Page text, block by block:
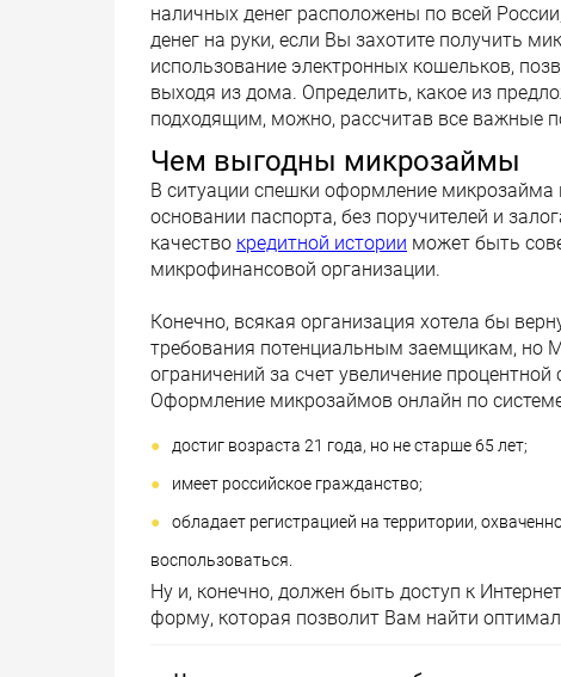
наличных денег расположены по всей
денег на руки, если Вы захотите получить
использование электронных кошельков,
выходя из дома. Определить, какое из
подходящим, можно, рассчитав все важные
Чем выгодны микрозаймы
В ситуации спешки оформление
основании паспорта, без поручителей и
качество кредитной истории может быть
микрофинансовой организации.
Конечно, всякая организация хотела бы
требования потенциальным заемщикам, но
ограничений за счет увеличение процентной
Оформление микрозаймов онлайн по системе
достиг возраста 21 года, но не старше 65 лет;
имеет российское гражданство;
обладает регистрацией на территории,
воспользоваться.
Ну и, конечно, должен быть доступ к
форму, которая позволит Вам найти